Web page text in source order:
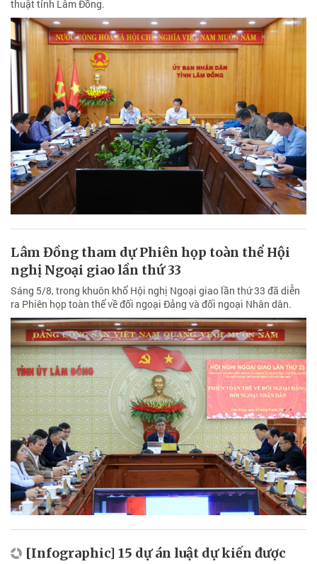
thuật tỉnh Lâm Đồng.
Lâm Đồng tham dự Phiên họp toàn thể Hội
nghị Ngoại giao lần thứ 33
Sáng 5/8, trong khuôn khổ Hội nghị Ngoại giao lần thứ 33 đã diễn
ra Phiên họp toàn thể về đối ngoại Đảng và đối ngoại Nhân dân.
[Infographic] 15 dự án luật dự kiến được